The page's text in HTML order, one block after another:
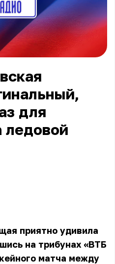
для
ледовой
приятно удивила
на трибунах «ВТБ
матча между